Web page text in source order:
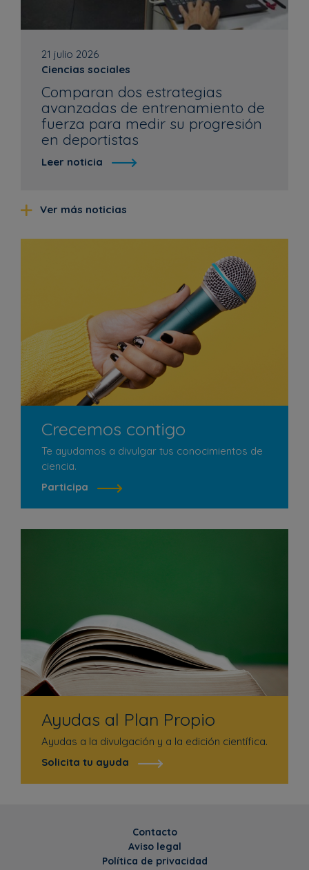
21 julio 2026
Ciencias sociales
Comparan dos estrategias
avanzadas de entrenamiento de
fuerza para medir su progresión
en deportistas
Leer noticia
Ver más noticias
Crecemos contigo
Te ayudamos a divulgar tus conocimientos de
ciencia.
Participa
Ayudas al Plan Propio
Ayudas a la divulgación y a la edición científica.
Solicita tu ayuda
Contacto
Aviso legal
Política de privacidad